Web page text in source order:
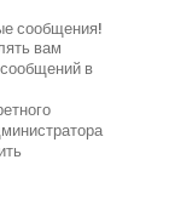
сообщения!
вам
в